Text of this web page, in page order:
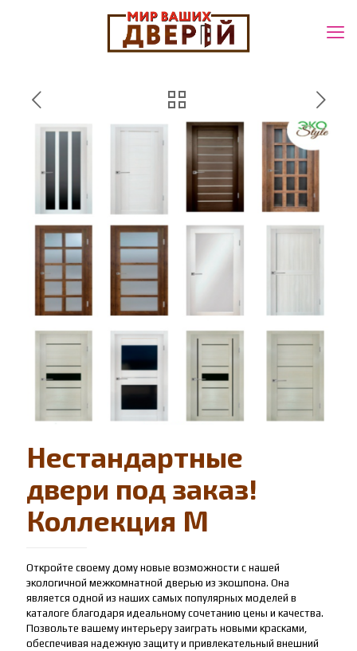
Нестандартные
двери под заказ!
Коллекция М
Откройте своему дому новые возможности с нашей
экологичной межкомнатной дверью из экошпона. Она
является одной из наших самых популярных моделей в
каталоге благодаря идеальному сочетанию цены и качества.
Позвольте вашему интерьеру заиграть новыми красками,
обеспечивая надежную защиту и привлекательный внешний